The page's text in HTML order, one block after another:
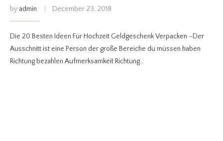
by admin December 23, 2018
Die 20 Besten Ideen Für Hochzeit Geldgeschenk Verpacken –Der
Ausschnitt ist eine Person der große Bereiche du müssen haben
Richtung bezahlen Aufmerksamkeit Richtung…